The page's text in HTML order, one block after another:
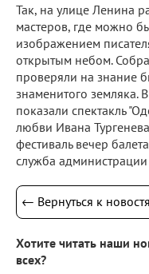
Так, на улице Ленина
мастеров, где можно
изображением
открытым небом.
проверяли на знание
знаменитого земляка.
показали спектакль
любви Ивана
фестиваль вечер
служба
← Вернуться к
Хотите читать наши
всех?